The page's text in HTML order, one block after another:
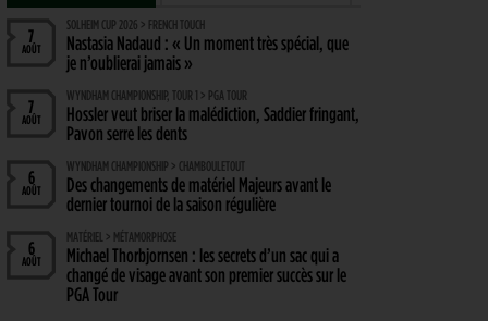
7
AOÛT
SOLHEIM CUP 2026 > FRENCH TOUCH
Nastasia Nadaud : « Un moment très spécial, que
je n’oublierai jamais »
7
AOÛT
WYNDHAM CHAMPIONSHIP, TOUR 1 > PGA TOUR
Hossler veut briser la malédiction, Saddier fringant,
Pavon serre les dents
6
AOÛT
WYNDHAM CHAMPIONSHIP > CHAMBOULETOUT
Des changements de matériel Majeurs avant le
dernier tournoi de la saison régulière
6
AOÛT
MATÉRIEL > MÉTAMORPHOSE
Michael Thorbjornsen : les secrets d’un sac qui a
changé de visage avant son premier succès sur le
PGA Tour